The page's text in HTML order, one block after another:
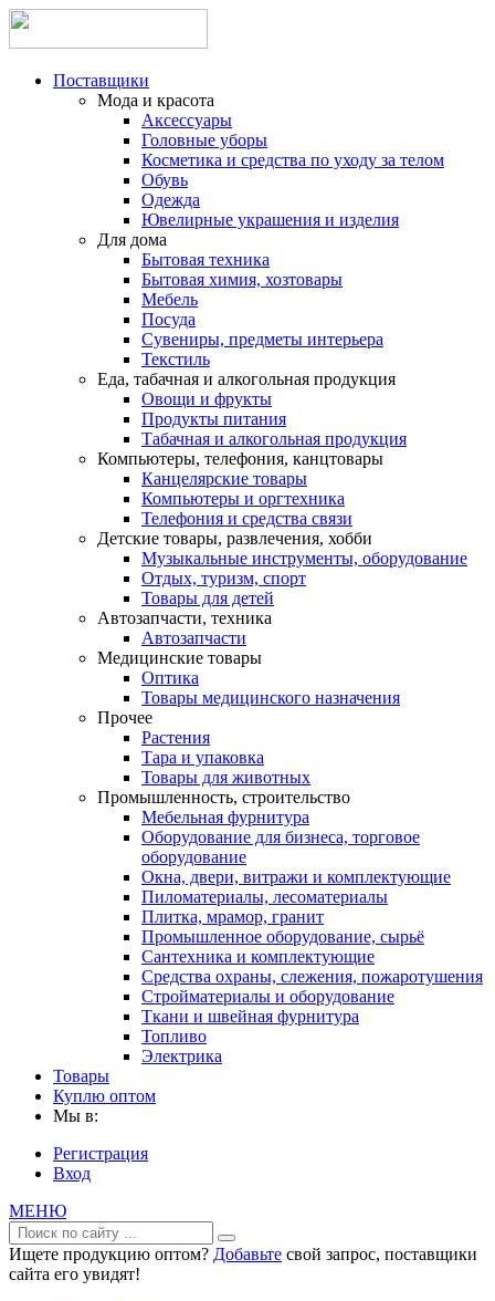
Поставщики
Мода и красота
Аксессуары
Головные уборы
Косметика и средства по уходу за телом
Обувь
Одежда
Ювелирные украшения и изделия
Для дома
Бытовая техника
Бытовая химия, хозтовары
Мебель
Посуда
Сувениры, предметы интерьера
Текстиль
Еда, табачная и алкогольная продукция
Овощи и фрукты
Продукты питания
Табачная и алкогольная продукция
Компьютеры, телефония, канцтовары
Канцелярские товары
Компьютеры и оргтехника
Телефония и средства связи
Детские товары, развлечения, хобби
Музыкальные инструменты, оборудование
Отдых, туризм, спорт
Товары для детей
Автозапчасти, техника
Автозапчасти
Медицинские товары
Оптика
Товары медицинского назначения
Прочее
Растения
Тара и упаковка
Товары для животных
Промышленность, строительство
Мебельная фурнитура
Оборудование для бизнеса, торговое
оборудование
Окна, двери, витражи и комплектующие
Пиломатериалы, лесоматериалы
Плитка, мрамор, гранит
Промышленное оборудование, сырьё
Сантехника и комплектующие
Средства охраны, слежения, пожаротушения
Стройматериалы и оборудование
Ткани и швейная фурнитура
Топливо
Электрика
Товары
Куплю оптом
Мы в:
Регистрация
Вход
МЕНЮ
Ищете продукцию оптом? Добавьте свой запрос, поставщики
сайта его увидят!